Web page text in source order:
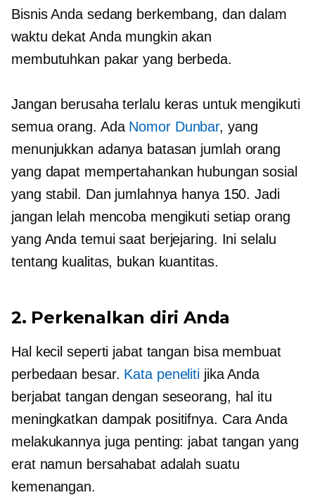
Bisnis Anda sedang berkembang, dan dalam
waktu dekat Anda mungkin akan
membutuhkan pakar yang berbeda.
Jangan berusaha terlalu keras untuk mengikuti
semua orang. Ada Nomor Dunbar, yang
menunjukkan adanya batasan jumlah orang
yang dapat mempertahankan hubungan sosial
yang stabil. Dan jumlahnya hanya 150. Jadi
jangan lelah mencoba mengikuti setiap orang
yang Anda temui saat berjejaring. Ini selalu
tentang kualitas, bukan kuantitas.
2. Perkenalkan diri Anda
Hal kecil seperti jabat tangan bisa membuat
perbedaan besar. Kata peneliti jika Anda
berjabat tangan dengan seseorang, hal itu
meningkatkan dampak positifnya. Cara Anda
melakukannya juga penting: jabat tangan yang
erat namun bersahabat adalah suatu
kemenangan.